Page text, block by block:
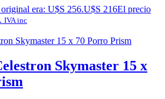
era: U$S 256.U$S 216El precio
IVA inc
Skymaster 15 x